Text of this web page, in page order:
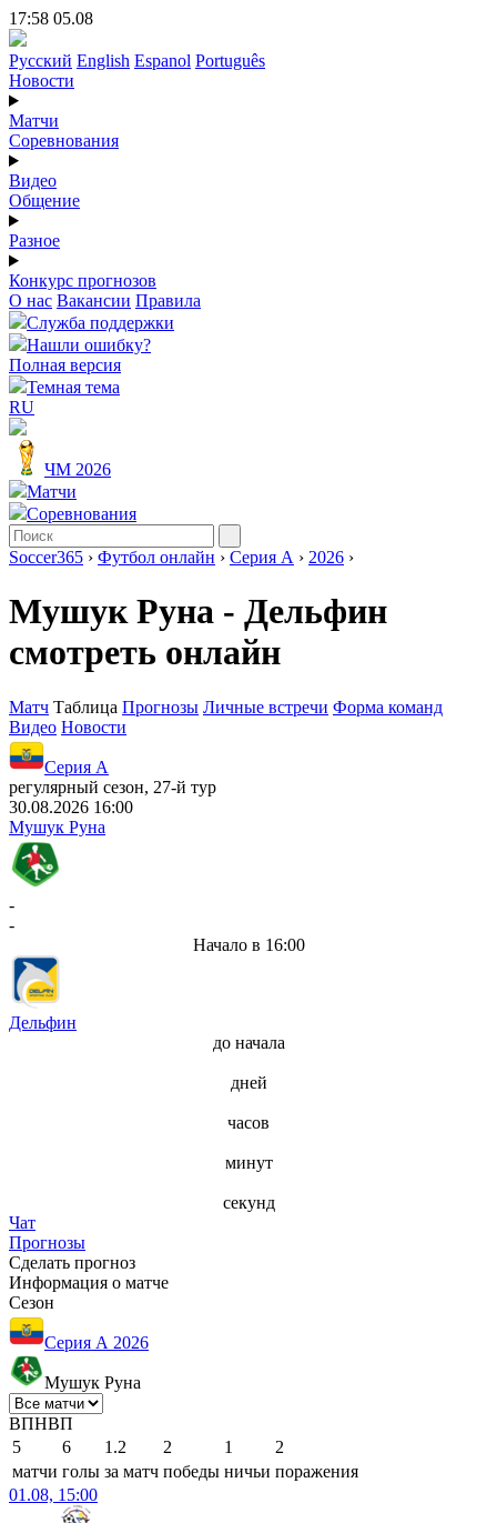
17:58 05.08
Русский English Espanol Português
Новости
Матчи
Соревнования
Видео
Общение
Разное
Конкурс прогнозов
О нас Вакансии Правила
Служба поддержки
Нашли ошибку?
Полная версия
Темная тема
RU
ЧМ 2026
Матчи
Соревнования
Soccer365 › Футбол онлайн › Серия А › 2026 ›
Мушук Руна - Дельфин
смотреть онлайн
Матч Таблица Прогнозы Личные встречи Форма команд
Видео Новости
Серия А
регулярный сезон, 27-й тур
30.08.2026 16:00
Мушук Руна
-
-
Начало в 16:00
Дельфин
до начала
дней
часов
минут
секунд
Чат
Прогнозы
Сделать прогноз
Информация о матче
Сезон
Серия А 2026
Мушук Руна
ВПНВП
5
6 1.2 2 1
2
матчи голы за матч победы ничьи поражения
01.08, 15:00